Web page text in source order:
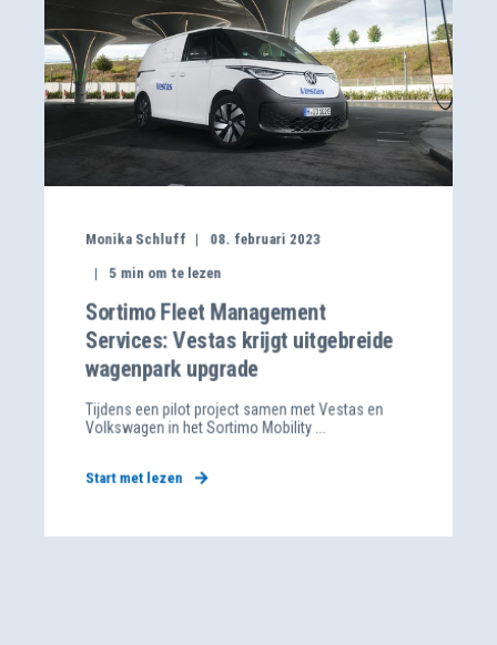
Monika Schluff
08. februari 2023
5 min om te lezen
Sortimo Fleet Management
Services: Vestas krijgt uitgebreide
wagenpark upgrade
Tijdens een pilot project samen met Vestas en
Volkswagen in het Sortimo Mobility ...
Start met lezen